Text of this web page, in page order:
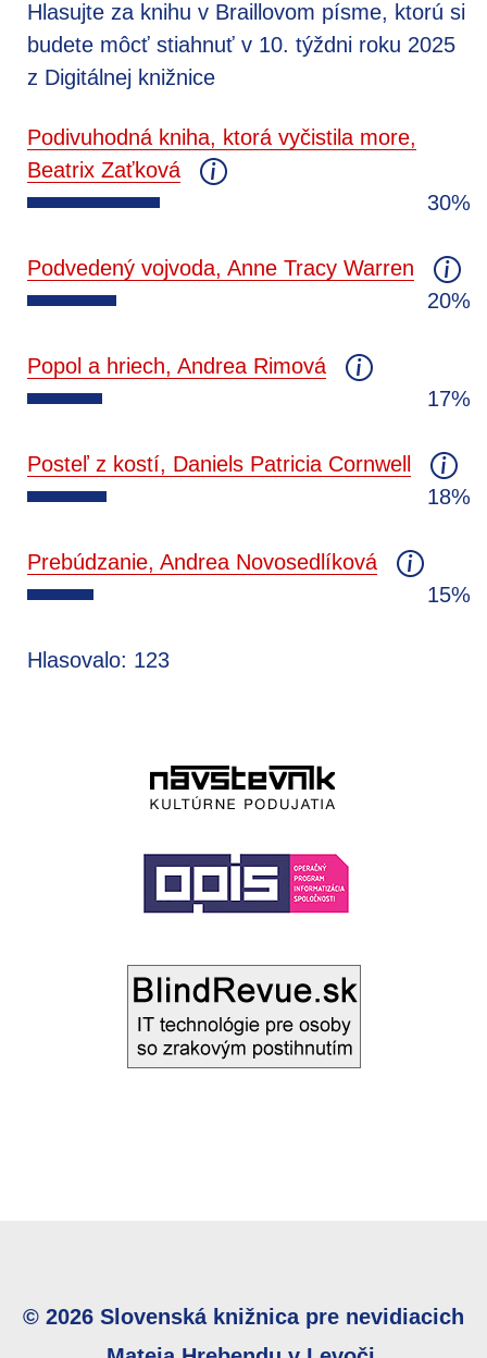
Hlasujte za knihu v Braillovom písme, ktorú si
budete môcť stiahnuť v 10. týždni roku 2025
z Digitálnej knižnice
Podivuhodná kniha, ktorá vyčistila more,
Beatrix Zaťková
30%
Podvedený vojvoda, Anne Tracy Warren
20%
Popol a hriech, Andrea Rimová
17%
Posteľ z kostí, Daniels Patricia Cornwell
18%
Prebúdzanie, Andrea Novosedlíková
15%
Hlasovalo: 123
© 2026 Slovenská knižnica pre nevidiacich